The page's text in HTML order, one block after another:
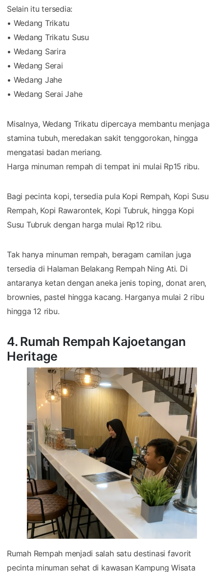
Selain itu tersedia:
• Wedang Trikatu
• Wedang Trikatu Susu
• Wedang Sarira
• Wedang Serai
• Wedang Jahe
• Wedang Serai Jahe
Misalnya, Wedang Trikatu dipercaya membantu menjaga
stamina tubuh, meredakan sakit tenggorokan, hingga
mengatasi badan meriang.
Harga minuman rempah di tempat ini mulai Rp15 ribu.
Bagi pecinta kopi, tersedia pula Kopi Rempah, Kopi Susu
Rempah, Kopi Rawarontek, Kopi Tubruk, hingga Kopi
Susu Tubruk dengan harga mulai Rp12 ribu.
Tak hanya minuman rempah, beragam camilan juga
tersedia di Halaman Belakang Rempah Ning Ati. Di
antaranya ketan dengan aneka jenis toping, donat aren,
brownies, pastel hingga kacang. Harganya mulai 2 ribu
hingga 12 ribu.
4. Rumah Rempah Kajoetangan
Heritage
Rumah Rempah menjadi salah satu destinasi favorit
pecinta minuman sehat di kawasan Kampung Wisata